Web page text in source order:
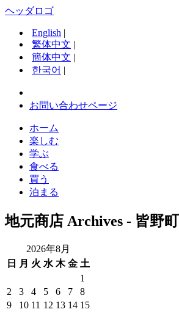
ヘッダロゴ
English |
繁体中文 |
簡体中文 |
한국어 |
お問い合わせページ
ホーム
楽しむ
学ぶ
食べる
買う
泊まる
地元商店 Archives - 皆野
2026年8月
日
月 火 水 木 金 土
1
2
3 4 5 6 7
8
9
10 11 12 13 14 15